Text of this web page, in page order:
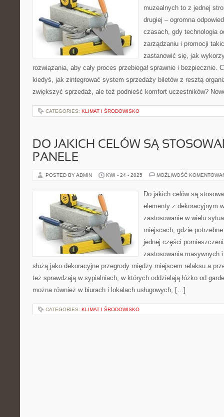
muzealnych to z jednej
drugiej – ogromna
czasach, gdy technologia
zarządzaniu i promocji
zastanowić się, jak
rozwiązania, aby cały proces przebiegał sprawnie i bezpiecznie.
kiedyś, jak zintegrować system sprzedaży biletów z resztą
zwiększyć sprzedaż, ale też podnieść komfort uczestników?
CATEGORIES: KLIMAT I ŚRODOWISKO
DO JAKICH CELÓW SĄ
PANELE
POSTED BY ADMIN KWI - 24 - 2025 MOŻLIWOŚĆ
Do jakich celów są
elementy z dekoracyjnym
zastosowanie w wielu
miejscach, gdzie
jednej części
zastosowania masywnych
służą jako dekoracyjne przegrody między miejscem relaksu a
też sprawdzają w sypialniach, w których oddzielają łóżko od
można również w biurach i lokalach usługowych, […]
CATEGORIES: KLIMAT I ŚRODOWISKO